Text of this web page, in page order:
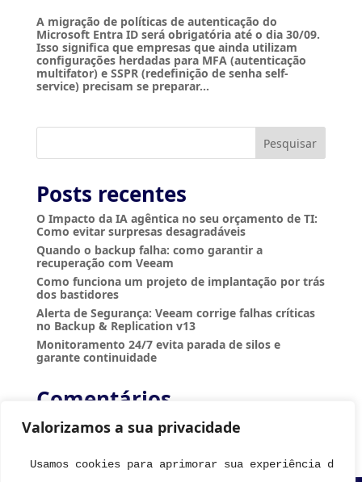
Valorizamos a sua privacidade
Usamos cookies para aprimorar sua experiência de
A migração de políticas de autenticação do
Microsoft Entra ID será obrigatória até o dia 30/09.
Isso significa que empresas que ainda utilizam
configurações herdadas para MFA (autenticação
multifator) e SSPR (redefinição de senha self-
service) precisam se preparar...
Pesquisar
Posts recentes
O Impacto da IA agêntica no seu orçamento de TI:
Como evitar surpresas desagradáveis
Quando o backup falha: como garantir a
recuperação com Veeam
Como funciona um projeto de implantação por trás
dos bastidores
Alerta de Segurança: Veeam corrige falhas críticas
no Backup & Replication v13
Monitoramento 24/7 evita parada de silos e
garante continuidade
Comentários
Nenhum comentário para mostrar.